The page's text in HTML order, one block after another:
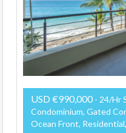
USD €990,000 - 24/hr
Condominium, Gated
Ocean Front,